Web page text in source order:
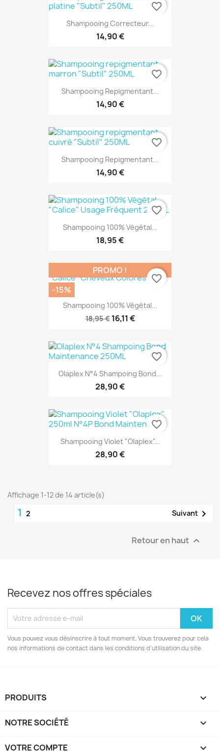
Shampooing Correcteur...
14,90 €
favorite_border
Shampooing Repigmentant...
14,90 €
favorite_border
Shampooing Repigmentant...
14,90 €
favorite_border
Shampooing 100% Végétal...
18,95 €
favorite_border
Shampooing 100% Végétal...
18,95 € 16,11 €
PROMO !
-15%
favorite_border
Olaplex N°4 Shampoing Bond...
28,90 €
favorite_border
Shampooing Violet "Olaplex"...
28,90 €
favorite_border
Affichage 1-12 de 14 article(s)
1 2 Suivant 
Retour en haut 
Recevez nos offres spéciales
Vous pouvez vous désinscrire à tout moment. Vous trouverez pour cela
nos informations de contact dans les conditions d'utilisation du site.
PRODUITS 
NOTRE SOCIÉTÉ 
VOTRE COMPTE 